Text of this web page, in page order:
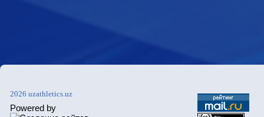
2026 uzathletics.uz
Powered by